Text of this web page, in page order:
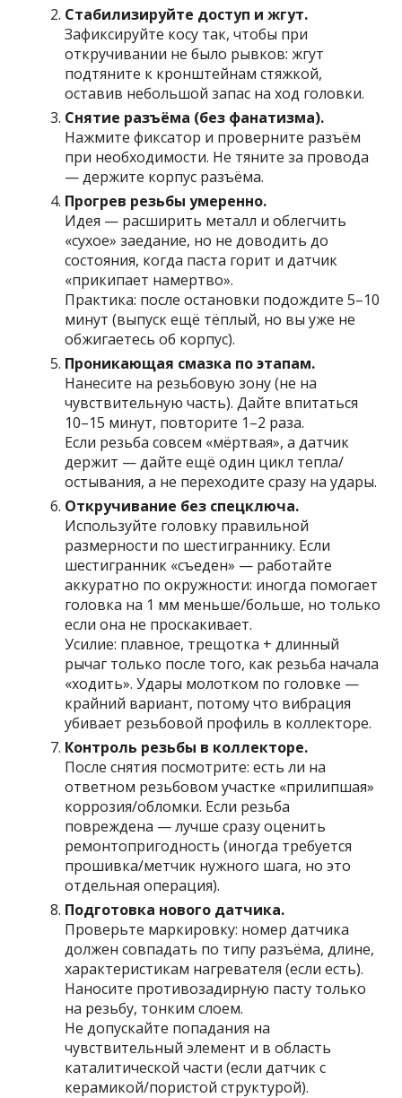
Стабилизируйте доступ и жгут.
Зафиксируйте косу так, чтобы при
откручивании не было рывков: жгут
подтяните к кронштейнам стяжкой,
оставив небольшой запас на ход головки.
Снятие разъёма (без фанатизма).
Нажмите фиксатор и проверните разъём
при необходимости. Не тяните за провода
— держите корпус разъёма.
Прогрев резьбы умеренно.
Идея — расширить металл и облегчить
«сухое» заедание, но не доводить до
состояния, когда паста горит и датчик
«прикипает намертво».
Практика: после остановки подождите 5–10
минут (выпуск ещё тёплый, но вы уже не
обжигаетесь об корпус).
Проникающая смазка по этапам.
Нанесите на резьбовую зону (не на
чувствительную часть). Дайте впитаться
10–15 минут, повторите 1–2 раза.
Если резьба совсем «мёртвая», а датчик
держит — дайте ещё один цикл тепла/
остывания, а не переходите сразу на удары.
Откручивание без спецключа.
Используйте головку правильной
размерности по шестиграннику. Если
шестигранник «съеден» — работайте
аккуратно по окружности: иногда помогает
головка на 1 мм меньше/больше, но только
если она не проскакивает.
Усилие: плавное, трещотка + длинный
рычаг только после того, как резьба начала
«ходить». Удары молотком по головке —
крайний вариант, потому что вибрация
убивает резьбовой профиль в коллекторе.
Контроль резьбы в коллекторе.
После снятия посмотрите: есть ли на
ответном резьбовом участке «прилипшая»
коррозия/обломки. Если резьба
повреждена — лучше сразу оценить
ремонтопригодность (иногда требуется
прошивка/метчик нужного шага, но это
отдельная операция).
Подготовка нового датчика.
Проверьте маркировку: номер датчика
должен совпадать по типу разъёма, длине,
характеристикам нагревателя (если есть).
Наносите противозадирную пасту только
на резьбу, тонким слоем.
Не допускайте попадания на
чувствительный элемент и в область
каталитической части (если датчик с
керамикой/пористой структурой).